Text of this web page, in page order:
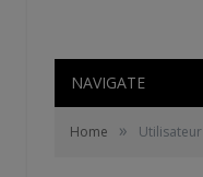
NAVIGATE
Home » Utilisateur